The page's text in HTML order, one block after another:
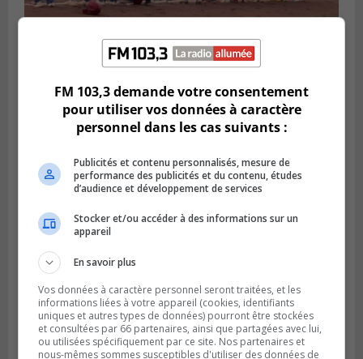
Publié le 6 août 2026 à 05h11
Une poussée tardive propulse les Ducs
vers la victoire à Laval
LONGUEUIL
Publié le 5 août 2026 à 08h38
FM 103,3 demande votre consentement
pour utiliser vos données à caractère
personnel dans les cas suivants :
Publicités et contenu personnalisés, mesure de
performance des publicités et du contenu, études
d’audience et développement de services
Stocker et/ou accéder à des informations sur un
appareil
En savoir plus
Vos données à caractère personnel seront traitées, et les
informations liées à votre appareil (cookies, identifiants
uniques et autres types de données) pourront être stockées
et consultées par 66 partenaires, ainsi que partagées avec lui,
ou utilisées spécifiquement par ce site. Nos partenaires et
nous-mêmes sommes susceptibles d'utiliser des données de